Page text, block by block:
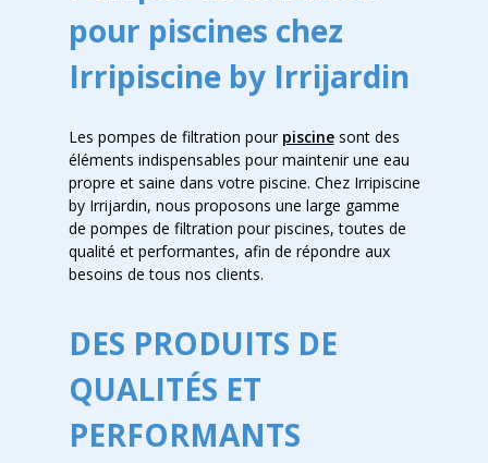
pour piscines chez
Irripiscine by Irrijardin
Les pompes de filtration pour piscinesont des
éléments indispensables pour maintenir une eau
propre et saine dans votre piscine. Chez Irripiscine
by Irrijardin, nous proposons une large gamme
de pompes de filtration pour piscines, toutes de
qualité et performantes, afin de répondre aux
besoins de tous nos clients.
DES PRODUITS DE
QUALITÉS ET
PERFORMANTS